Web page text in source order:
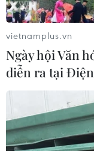
vietnamplus.vn
Ngày hội Văn
diễn ra tại